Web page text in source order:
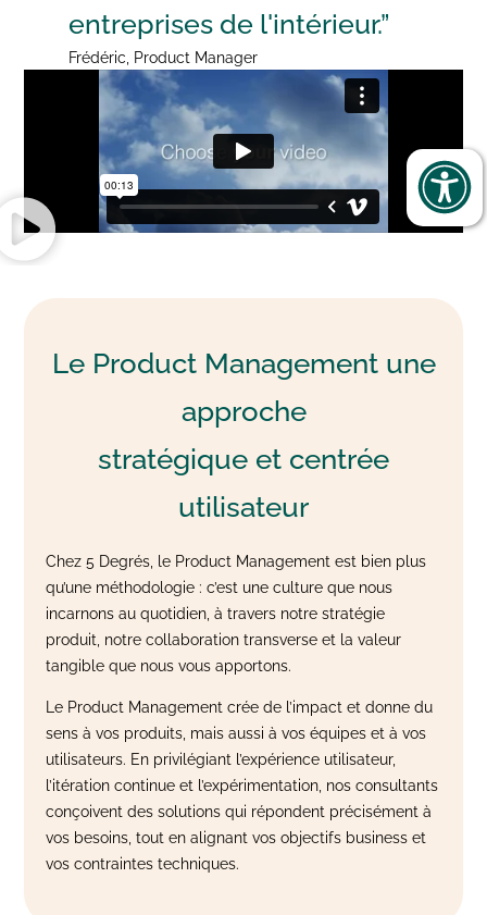
entreprises de l'intérieur.”
Frédéric, Product Manager
Le Product Management une
approche
stratégique et centrée
utilisateur
Chez 5 Degrés, le Product Management est bien plus
qu’une méthodologie : c’est une culture que nous
incarnons au quotidien, à travers notre stratégie
produit, notre collaboration transverse et la valeur
tangible que nous vous apportons.
Le Product Management crée de l’impact et donne du
sens à vos produits, mais aussi à vos équipes et à vos
utilisateurs. En privilégiant l’expérience utilisateur,
l’itération continue et l’expérimentation, nos consultants
conçoivent des solutions qui répondent précisément à
vos besoins, tout en alignant vos objectifs business et
vos contraintes techniques.